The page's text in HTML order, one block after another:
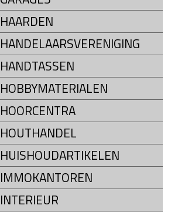
HAARDEN
HANDELAARSVERENIGING
HANDTASSEN
HOBBYMATERIALEN
HOORCENTRA
HOUTHANDEL
HUISHOUDARTIKELEN
IMMOKANTOREN
INTERIEUR